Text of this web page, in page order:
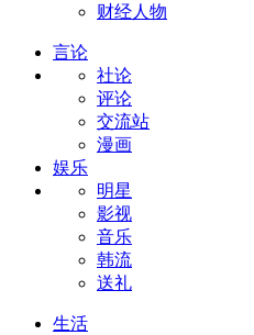
财经人物
言论
社论
评论
交流站
漫画
娱乐
明星
影视
音乐
韩流
送礼
生活